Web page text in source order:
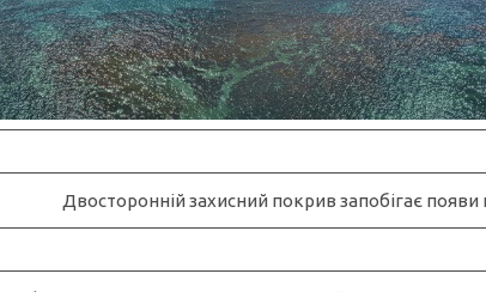
Двосторонній захисний покрив запобігає